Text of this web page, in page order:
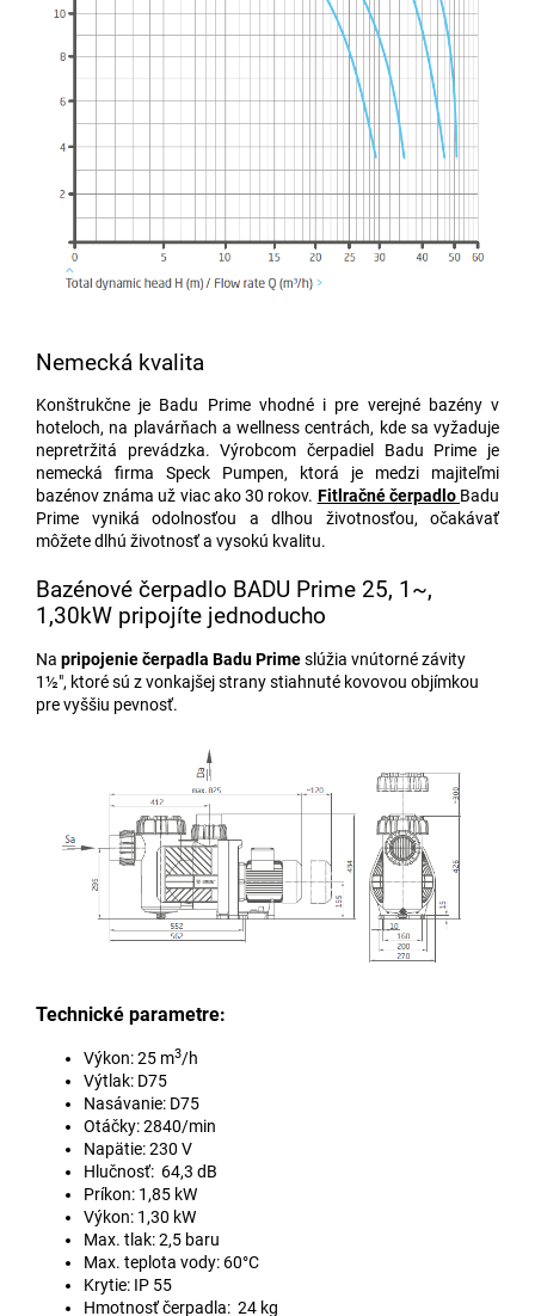
Nemecká kvalita
Konštrukčne je Badu Prime vhodné i pre verejné bazény v
hoteloch, na plavárňach a wellness centrách, kde sa vyžaduje
nepretržitá prevádzka. Výrobcom čerpadiel Badu Prime je
nemecká firma Speck Pumpen, ktorá je medzi majiteľmi
bazénov známa už viac ako 30 rokov. Fitlračné čerpadlo Badu
Prime vyniká odolnosťou a dlhou životnosťou, očakávať
môžete dlhú životnosť a vysokú kvalitu.
Bazénové čerpadlo BADU Prime 25, 1~,
1,30kW pripojíte jednoducho
Na pripojenie čerpadla Badu Primeslúžia vnútorné závity
1½", ktoré sú z vonkajšej strany stiahnuté kovovou objímkou
pre vyššiu pevnosť.
Technické parametre:
Výkon: 25 m3/h
Výtlak: D75
Nasávanie: D75
Otáčky: 2840/min
Napätie: 230 V
Hlučnosť: 64,3 dB
Príkon: 1,85 kW
Výkon: 1,30 kW
Max. tlak: 2,5 baru
Max. teplota vody: 60°C
Krytie: IP 55
Hmotnosť čerpadla: 24 kg